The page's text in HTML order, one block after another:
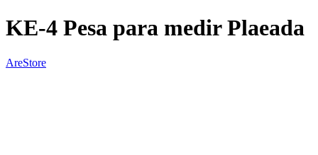
KE-4 Pesa para medir Plaeada
AreStore